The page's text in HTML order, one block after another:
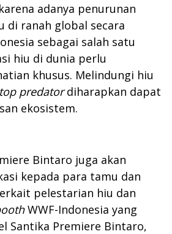
adanya penurunan
di ranah global secara
sebagai salah satu
hiu di dunia perlu
khusus. Melindungi hiu
top predatordiharapkan dapat
ekosistem.
Bintaro juga akan
kepada para tamu dan
pelestarian hiu dan
WWF-Indonesia yang
Santika Premiere Bintaro,